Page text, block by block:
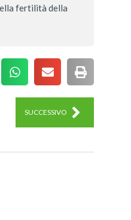
fertilità della
SUCCESSIVO